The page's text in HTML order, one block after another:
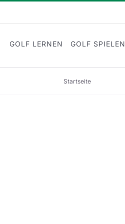
GOLF LERNEN GOLF SPIELEN
Startseite